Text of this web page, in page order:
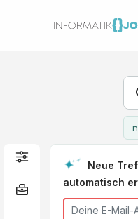
Neue
automatisch